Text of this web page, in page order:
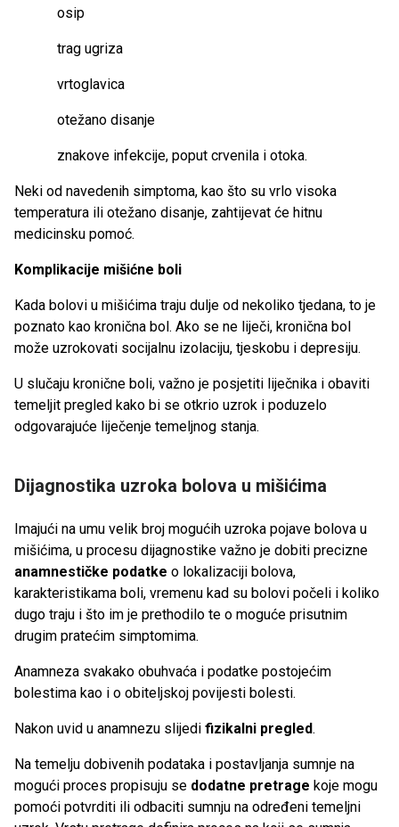
osip
trag ugriza
vrtoglavica
otežano disanje
znakove infekcije, poput crvenila i otoka.
Neki od navedenih simptoma, kao što su vrlo visoka
temperatura ili otežano disanje, zahtijevat će hitnu
medicinsku pomoć.
Komplikacije mišićne boli
Kada bolovi u mišićima traju dulje od nekoliko tjedana, to je
poznato kao kronična bol. Ako se ne liječi, kronična bol
može uzrokovati socijalnu izolaciju, tjeskobu i depresiju.
U slučaju kronične boli, važno je posjetiti liječnika i obaviti
temeljit pregled kako bi se otkrio uzrok i poduzelo
odgovarajuće liječenje temeljnog stanja.
Dijagnostika uzroka bolova u mišićima
Imajući na umu velik broj mogućih uzroka pojave bolova u
mišićima, u procesu dijagnostike važno je dobiti precizne
anamnestičke podatke o lokalizaciji bolova,
karakteristikama boli, vremenu kad su bolovi počeli i koliko
dugo traju i što im je prethodilo te o moguće prisutnim
drugim pratećim simptomima.
Anamneza svakako obuhvaća i podatke postojećim
bolestima kao i o obiteljskoj povijesti bolesti.
Nakon uvid u anamnezu slijedi fizikalni pregled.
Na temelju dobivenih podataka i postavljanja sumnje na
mogući proces propisuju se dodatne pretrage koje mogu
pomoći potvrditi ili odbaciti sumnju na određeni temeljni